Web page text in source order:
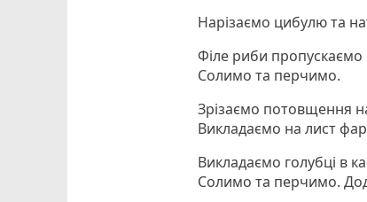
Нарізаємо цибулю та
Філе риби
Солимо та перчимо.
Зрізаємо потовщення
Викладаємо на лист
Викладаємо голубці в
Солимо та перчимо.